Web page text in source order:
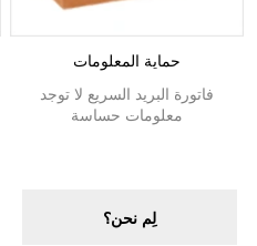
حماية المعلومات
فاتورة البريد السريع لا توجد
معلومات حساسة
لِم نحن؟